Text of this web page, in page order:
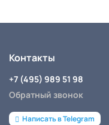
Контакты
+7 (495) 989 51 98
Обратный звонок
Написать в Telegram